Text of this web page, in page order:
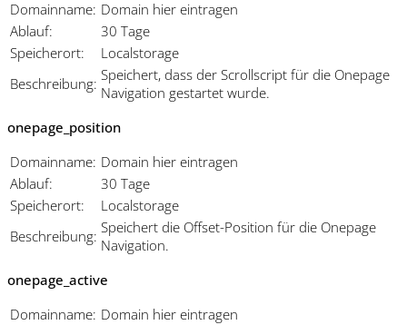
Domainname: Domain hier eintragen
Ablauf:
30 Tage
Speicherort:
Localstorage
Beschreibung: Speichert, dass der Scrollscript für die Onepage
Navigation gestartet wurde.
onepage_position
Domainname: Domain hier eintragen
Ablauf:
30 Tage
Speicherort:
Localstorage
Beschreibung: Speichert die Offset-Position für die Onepage
Navigation.
onepage_active
Domainname: Domain hier eintragen